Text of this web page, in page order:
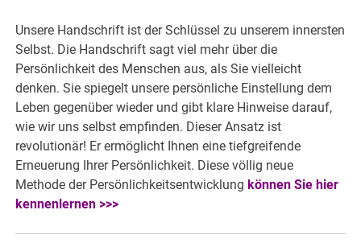
Unsere Handschrift ist der Schlüssel zu unserem innersten
Selbst. Die Handschrift sagt viel mehr über die
Persönlichkeit des Menschen aus, als Sie vielleicht
denken. Sie spiegelt unsere persönliche Einstellung dem
Leben gegenüber wieder und gibt klare Hinweise darauf,
wie wir uns selbst empfinden. Dieser Ansatz ist
revolutionär! Er ermöglicht Ihnen eine tiefgreifende
Erneuerung Ihrer Persönlichkeit. Diese völlig neue
Methode der Persönlichkeitsentwicklung können Sie hier
kennenlernen >>>